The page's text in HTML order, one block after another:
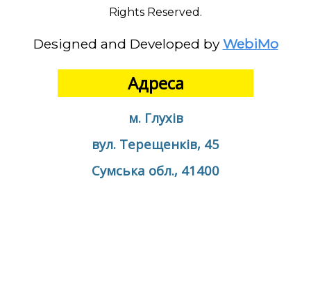
Rights Reserved.
Designed and Developed by WebiMo
Адреса
м. Глухів
вул. Терещенків, 45
Сумська обл., 41400